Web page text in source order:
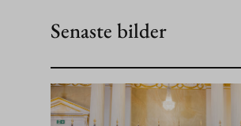
Senaste bilder